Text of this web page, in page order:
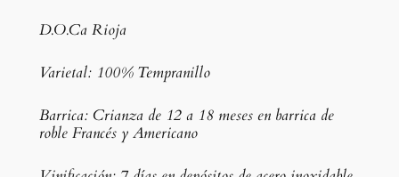
D.O.Ca Rioja
Varietal: 100% Tempranillo
Barrica: Crianza de 12 a 18 meses en barrica de
roble Francés y Americano